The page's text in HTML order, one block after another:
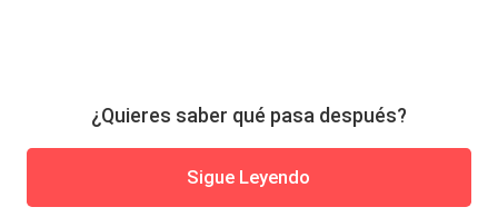
¿Quieres saber qué pasa después?
Sigue Leyendo